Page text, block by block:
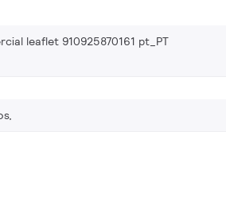
leaflet 910925870161 pt_PT